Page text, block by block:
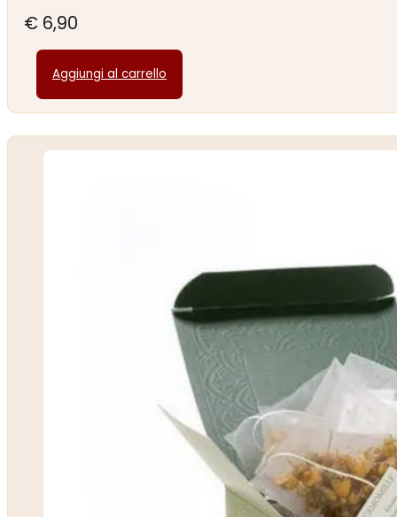
€ 6,90
Aggiungi al carrello